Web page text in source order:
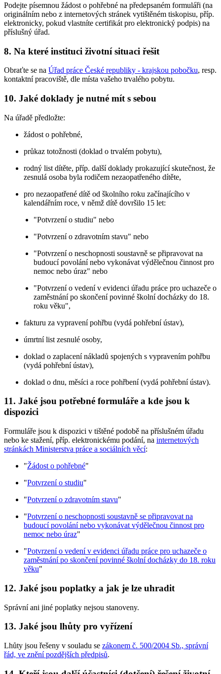
Podejte písemnou žádost o pohřebné na předepsaném formuláři (na
originálním nebo z internetových stránek vytištěném tiskopisu, příp.
elektronicky, pokud vlastníte certifikát pro elektronický podpis) na
příslušný úřad.
8. Na které instituci životní situaci řešit
Obraťte se na Úřad práce České republiky - krajskou pobočku, resp.
kontaktní pracoviště, dle místa vašeho trvalého pobytu.
10. Jaké doklady je nutné mít s sebou
Na úřadě předložte:
žádost o pohřebné,
průkaz totožnosti (doklad o trvalém pobytu),
rodný list dítěte, příp. další doklady prokazující skutečnost, že
zesnulá osoba byla rodičem nezaopatřeného dítěte,
pro nezaopatřené dítě od školního roku začínajícího v
kalendářním roce, v němž dítě dovršilo 15 let:
"Potvrzení o studiu" nebo
"Potvrzení o zdravotním stavu" nebo
"Potvrzení o neschopnosti soustavně se připravovat na
budoucí povolání nebo vykonávat výdělečnou činnost pro
nemoc nebo úraz" nebo
"Potvrzení o vedení v evidenci úřadu práce pro uchazeče o
zaměstnání po skončení povinné školní docházky do 18.
roku věku",
fakturu za vypravení pohřbu (vydá pohřební ústav),
úmrtní list zesnulé osoby,
doklad o zaplacení nákladů spojených s vypravením pohřbu
(vydá pohřební ústav),
doklad o dnu, měsíci a roce pohřbení (vydá pohřební ústav).
11. Jaké jsou potřebné formuláře a kde jsou k
dispozici
Formuláře jsou k dispozici v tištěné podobě na příslušném úřadu
nebo ke stažení, příp. elektronickému podání, na internetových
stránkách Ministerstva práce a sociálních věcí:
"Žádost o pohřebné"
"Potvrzení o studiu"
"Potvrzení o zdravotním stavu"
"Potvrzení o neschopnosti soustavně se připravovat na
budoucí povolání nebo vykonávat výdělečnou činnost pro
nemoc nebo úraz"
"Potvrzení o vedení v evidenci úřadu práce pro uchazeče o
zaměstnání po skončení povinné školní docházky do 18. roku
věku"
12. Jaké jsou poplatky a jak je lze uhradit
Správní ani jiné poplatky nejsou stanoveny.
13. Jaké jsou lhůty pro vyřízení
Lhůty jsou řešeny v souladu se zákonem č. 500/2004 Sb., správní
řád, ve znění pozdějších předpisů.